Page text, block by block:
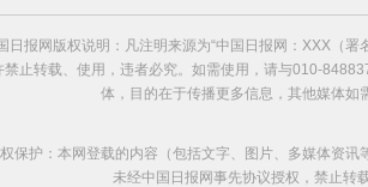
日报网版权说明：凡注明来源为“中国日报网：XXX（
禁止转载、使用，违者必究。如需使用，请与010-
体，目的在于传播更多信息，其他媒体
保护：本网登载的内容（包括文字、图片、多媒体资
未经中国日报网事先协议授权，禁止转